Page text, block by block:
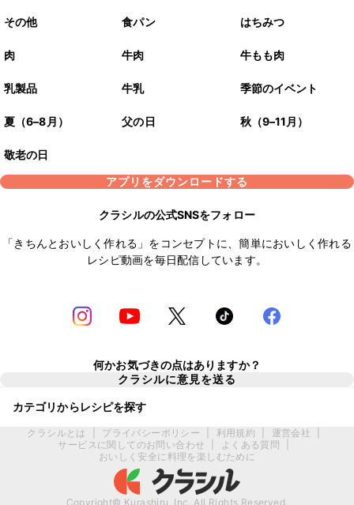
その他 食パン はちみつ
肉 牛肉 牛もも肉
乳製品 牛乳 季節のイベント
夏（6–8月） 父の日 秋（9–11月）
敬老の日
アプリをダウンロードする
クラシルの公式SNSをフォロー
「きちんとおいしく作れる」をコンセプトに、簡単においしく作れる
レシピ動画を毎日配信しています。
何かお気づきの点はありますか？
クラシルに意見を送る
カテゴリからレシピを探す
クラシルとは プライバシーポリシー 利用規約 運営会社
サービスに関してのお問い合わせ
よくある質問
おいしく安全に料理を楽しむために
Copyright© Kurashiru, Inc. All Rights Reserved.